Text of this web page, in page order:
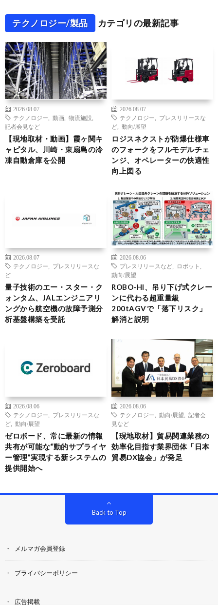
テクノロジー/製品 カテゴリの最新記事
2026.08.07
テクノロジー
動画 物流施設
記者会見など
【現地取材・動画】霞ヶ関キ
ャピタル、川崎・東扇島の冷
凍自動倉庫を公開
2026.08.07
テクノロジー
プレスリリースな
ど
動向/展望
ロジスネクストが防爆仕様車
のフォークをフルモデルチェ
ンジ、オペレーターの快適性
向上図る
2026.08.07
テクノロジー
プレスリリースな
ど
量子技術のエー・スター・ク
ォンタム、JALエンジニアリ
ングから航空機の故障予測分
析基盤構築を受託
2026.08.06
プレスリリースなど
ロボット
動向/展望
ROBO-HI、吊り下げ式クレー
ンに代わる超重量級
200tAGVで「落下リスク」
解消と説明
2026.08.06
テクノロジー
プレスリリースな
ど
動向/展望
ゼロボード、常に最新の情報
共有が可能な“動的サプライヤ
ー管理”実現する新システムの
提供開始へ
2026.08.06
テクノロジー
動向/展望
記者会
見など
【現地取材】貿易関連業務の
効率化目指す業界団体「日本
貿易DX協会」が発足
Back to Top
メルマガ会員登録
プライバシーポリシー
広告掲載